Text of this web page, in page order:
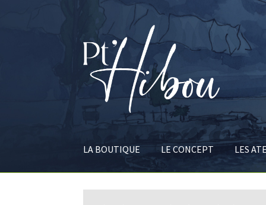
à
la
navigation
au
contenu
LA BOUTIQUE LE CONCEPT LES